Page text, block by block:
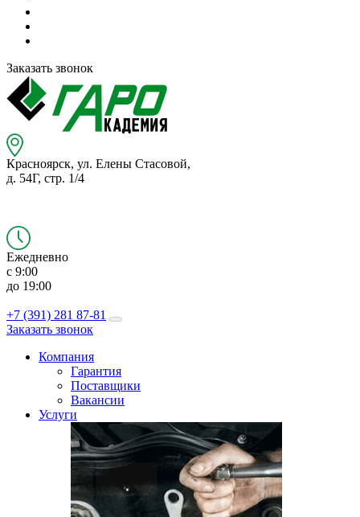
Заказать звонок
Красноярск, ул. Елены Стасовой,
д. 54Г, стр. 1/4
Ежедневно
с 9:00
до 19:00
+7 (391) 281 87-81
Заказать звонок
Компания
Гарантия
Поставщики
Вакансии
Услуги